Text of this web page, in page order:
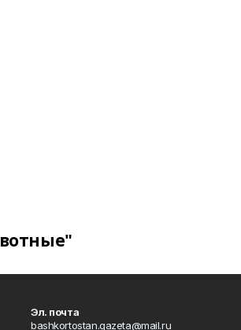
Эл. почта
bashkortostan.gazeta@mail.ru